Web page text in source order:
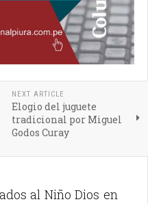
NEXT ARTICLE
Elogio del juguete
tradicional por Miguel
Godos Curay
al Niño Dios en